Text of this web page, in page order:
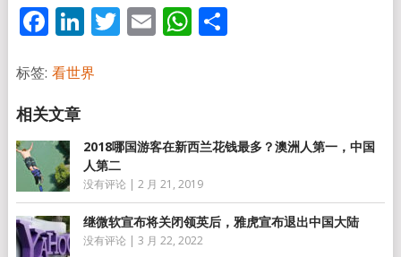
Facebook
LinkedIn
Twitter
EmailWhatsApp
分
标签: 看世界
2018哪国游客在新西兰花钱最多？澳洲人第一，中国
人第二
没有评论 | 2 月 21, 2019
继微软宣布将关闭领英后，雅虎宣布退出中国大陆
没有评论 | 3 月 22, 2022